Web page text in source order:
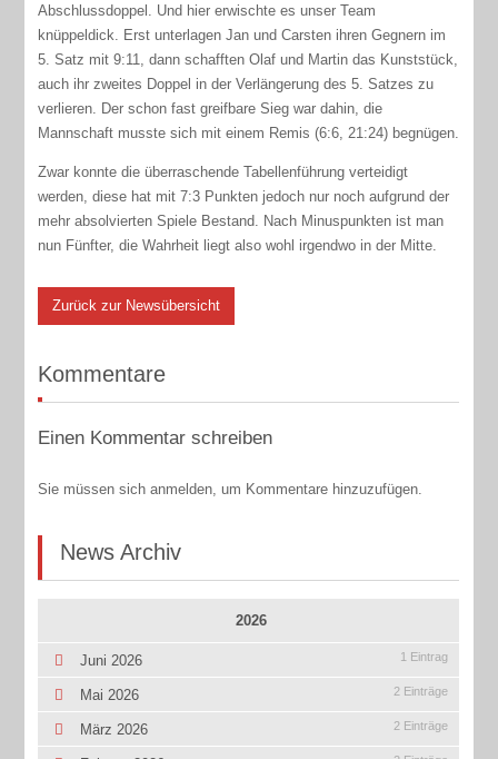
Abschlussdoppel. Und hier erwischte es unser Team
knüppeldick. Erst unterlagen Jan und Carsten ihren Gegnern im
5. Satz mit 9:11, dann schafften Olaf und Martin das Kunststück,
auch ihr zweites Doppel in der Verlängerung des 5. Satzes zu
verlieren. Der schon fast greifbare Sieg war dahin, die
Mannschaft musste sich mit einem Remis (6:6, 21:24) begnügen.
Zwar konnte die überraschende Tabellenführung verteidigt
werden, diese hat mit 7:3 Punkten jedoch nur noch aufgrund der
mehr absolvierten Spiele Bestand. Nach Minuspunkten ist man
nun Fünfter, die Wahrheit liegt also wohl irgendwo in der Mitte.
Zurück zur Newsübersicht
Kommentare
Einen Kommentar schreiben
Sie müssen sich anmelden, um Kommentare hinzuzufügen.
News Archiv
2026
Juni 2026 1 Eintrag
Mai 2026 2 Einträge
März 2026 2 Einträge